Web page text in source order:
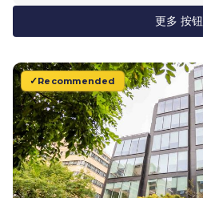
更多 按钮
Recommended